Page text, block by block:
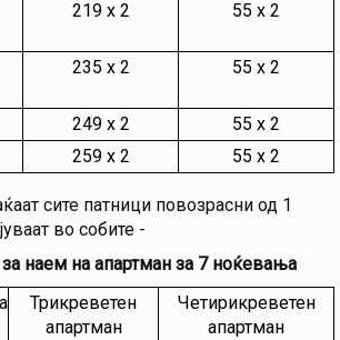
219 х 2 55 х 2
235 х 2 55 х 2
249 х 2
55 х 2
259 х 2 55 х 2
сите патници повозрасни од 1
во собите -
за наем на апартман за 7 ноќевања
Трикреветен
апартман
Четирикреветен
апартман